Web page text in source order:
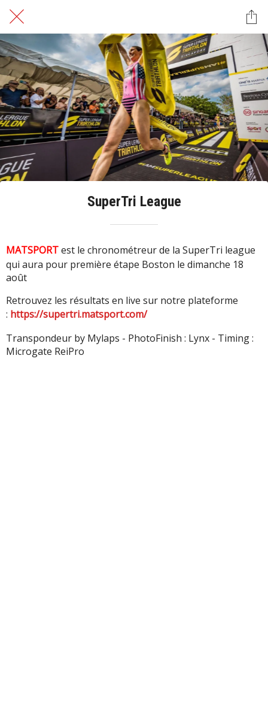
SuperTri League
MATSPORTest le chronométreur de la SuperTri league
qui aura pour première étape Boston le dimanche 18
août
Retrouvez les résultats en live sur notre plateforme
: https://supertri.matsport.com/
Transpondeur by Mylaps - PhotoFinish : Lynx - Timing :
Microgate ReiPro